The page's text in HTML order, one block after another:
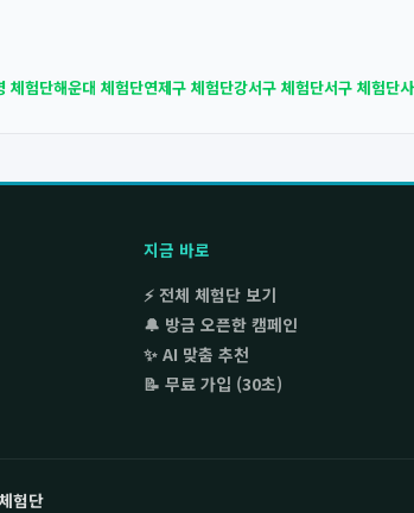
체험단해운대 체험단연제구 체험단강서구 체험단서구 체험단
지금 바로
⚡ 전체 체험단 보기
🔔 방금 오픈한 캠페인
✨ AI 맞춤 추천
📝 무료 가입 (30초)
험단